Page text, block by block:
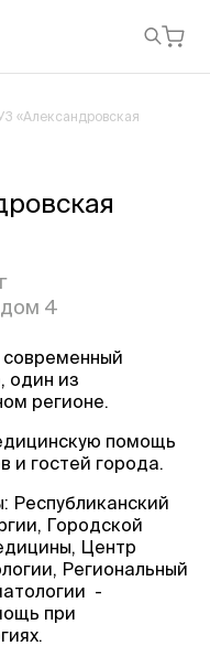
«Александровская
дом 4
один из
регионе.
помощь
и гостей города.
Республиканский
Городской
Центр
Региональный
-
при